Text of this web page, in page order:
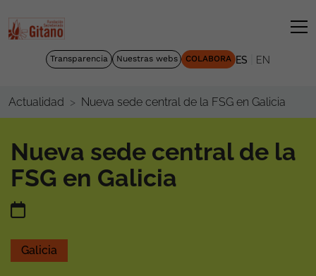
Transparencia Nuestras webs COLABORA ES EN
Actualidad Nueva sede central de la FSG en Galicia
Nueva sede central de la
FSG en Galicia
Galicia